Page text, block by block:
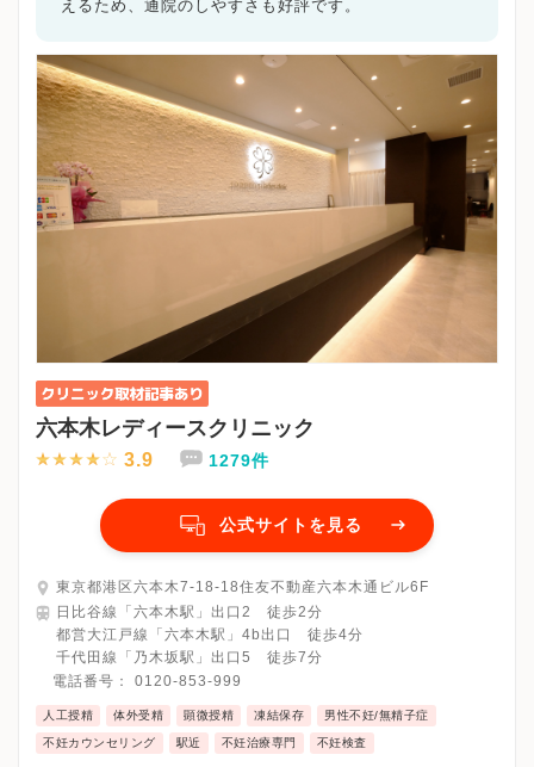
えるため、通院のしやすさも好評です。
六本木レディースクリニック
3.9 1279件
公式サイトを見る
東京都港区六本木7-18-18住友不動産六本木通ビル6F
日比谷線「六本木駅」出口2 徒歩2分
都営大江戸線「六本木駅」4b出口 徒歩4分
千代田線「乃木坂駅」出口5 徒歩7分
電話番号： 0120-853-999
人工授精 体外受精 顕微授精 凍結保存 男性不妊/無精子症
不妊カウンセリング 駅近 不妊治療専門 不妊検査